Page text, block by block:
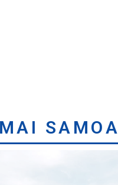
SAMOA